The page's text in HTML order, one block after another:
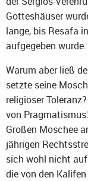
Gotteshäuser
lange, bis Resafa
aufgegeben
Warum aber ließ
setzte seine
religiöser
von
Großen Moschee
jährigen
sich wohl nicht
die von den